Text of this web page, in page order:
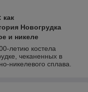
как
Новогрудка
и никеле
летию костела
чеканенных в
никелевого сплава.